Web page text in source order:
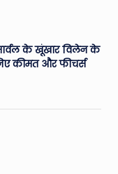
के खूंखार विलेन के
कीमत और फीचर्स